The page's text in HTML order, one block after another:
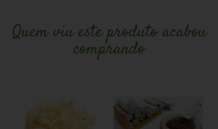
Quem viu este produto acabou
comprando